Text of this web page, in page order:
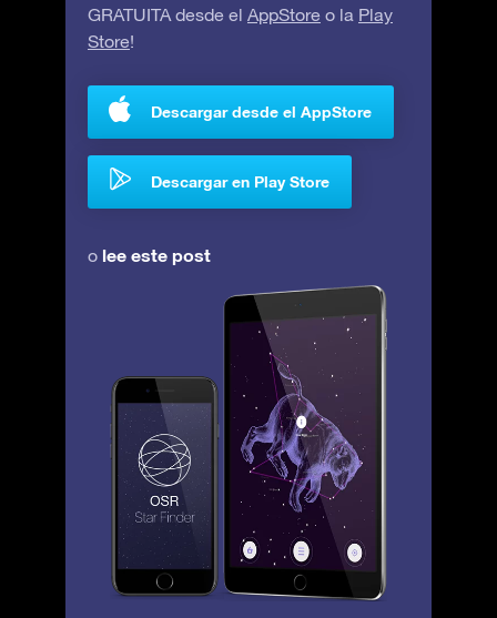
GRATUITA desde el AppStore o la Play
Store!
Descargar desde el AppStore
Descargar en Play Store
o lee este post